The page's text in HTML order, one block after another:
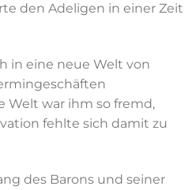
den Adeligen in einer Zeit
in eine neue Welt von
Welt war ihm so fremd,
fehlte sich damit zu
des Barons und seiner